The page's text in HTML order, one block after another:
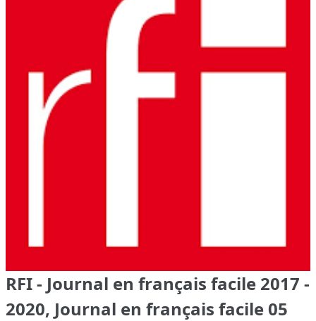
RFI - Journal en français facile 2017 -
2020, Journal en français facile 05